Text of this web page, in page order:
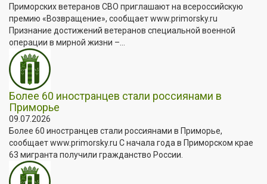
Приморских ветеранов СВО приглашают на всероссийскую
премию «Возвращение», сообщает www.primorsky.ru
Признание достижений ветеранов специальной военной
операции в мирной жизни –...
Более 60 иностранцев стали россиянами в
Приморье
09.07.2026
Более 60 иностранцев стали россиянами в Приморье,
сообщает www.primorsky.ru С начала года в Приморском крае
63 мигранта получили гражданство России.